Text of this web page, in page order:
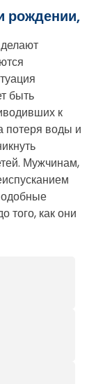
рождении,
быть
к
потеря воды и
Мужчинам,
того, как они